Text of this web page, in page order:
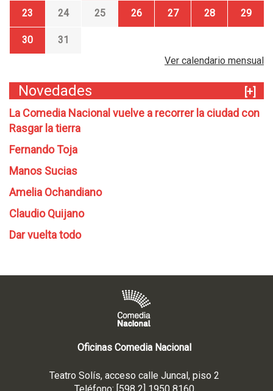
23 24 25 26 27 28 29
30
31
Ver calendario mensual
Novedades
[+]
La Comedia Nacional vuelve a recorrer la ciudad con
Rasgar la tierra
Fernando Toja
Manos Sucias
Amelia Ochandiano
Claudio Quijano
Dar vuelta todo
Oficinas Comedia Nacional
Teatro Solís, acceso calle Juncal, piso 2